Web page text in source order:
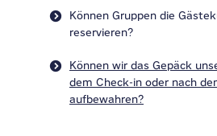
Können Gruppen die
reservieren?
Können wir das Gepäck
dem Check-in oder nach
aufbewahren?